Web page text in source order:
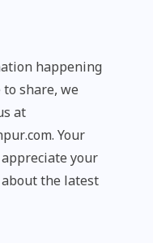
happening
share, we
at
Your
your
the latest